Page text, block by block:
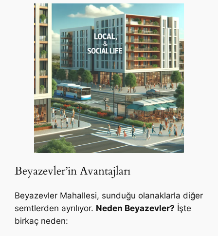
Beyazevler’in Avantajları
Beyazevler Mahallesi, sunduğu olanaklarla diğer
semtlerden ayrılıyor. Neden Beyazevler? İşte
birkaç neden: